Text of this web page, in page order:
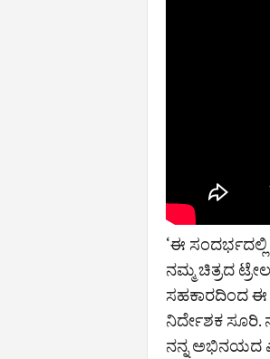
‘ಈ ಸಂದರ್ಭದಲ್ಲಿ
ನಮ್ಮ ಚಿತ್ರದ
ಸಹಕಾರದಿಂದ ಈ
ನಿರ್ದೇಶಕ
ನನ್ನ ಅಭಿನಯದ